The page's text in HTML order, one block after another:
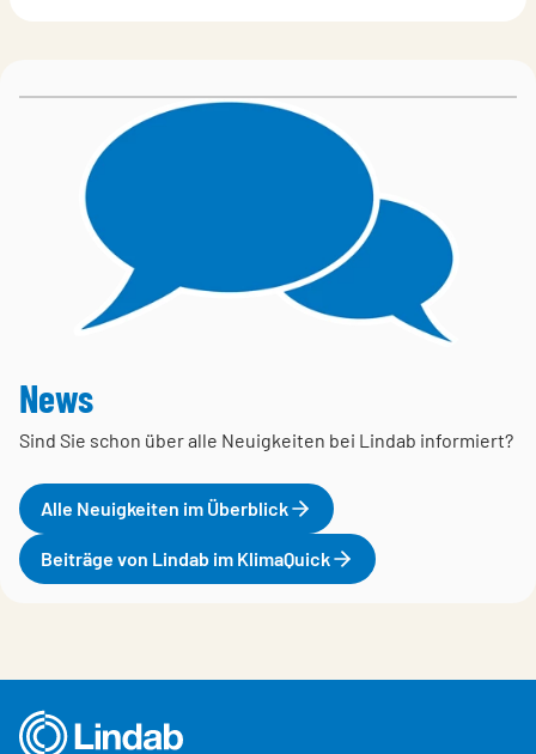
News
Sind Sie schon über alle Neuigkeiten bei Lindab informiert?
Alle Neuigkeiten im Überblick
Beiträge von Lindab im KlimaQuick